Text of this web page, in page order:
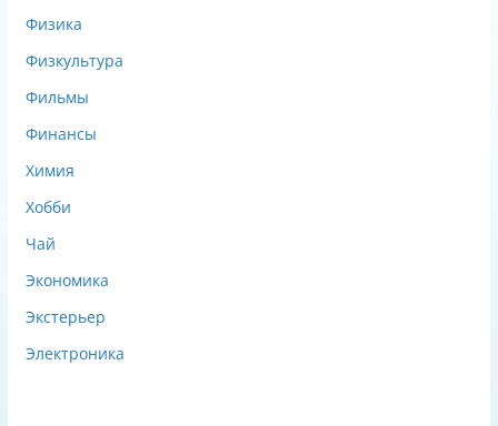
Физика
Физкультура
Фильмы
Финансы
Химия
Хобби
Чай
Экономика
Экстерьер
Электроника